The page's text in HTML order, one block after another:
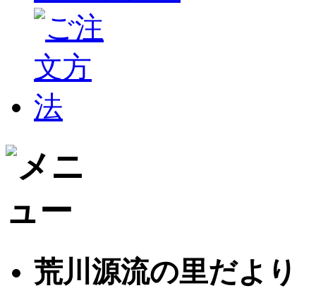
荒川源流の里だより